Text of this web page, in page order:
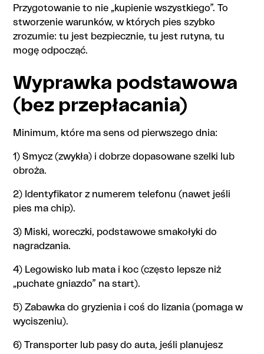
Przygotowanie to nie „kupienie wszystkiego”. To
stworzenie warunków, w których pies szybko
zrozumie: tu jest bezpiecznie, tu jest rutyna, tu
mogę odpocząć.
Wyprawka podstawowa
(bez przepłacania)
Minimum, które ma sens od pierwszego dnia:
1) Smycz (zwykła) i dobrze dopasowane szelki lub
obroża.
2) Identyfikator z numerem telefonu (nawet jeśli
pies ma chip).
3) Miski, woreczki, podstawowe smakołyki do
nagradzania.
4) Legowisko lub mata i koc (często lepsze niż
„puchate gniazdo” na start).
5) Zabawka do gryzienia i coś do lizania (pomaga w
wyciszeniu).
6) Transporter lub pasy do auta, jeśli planujesz